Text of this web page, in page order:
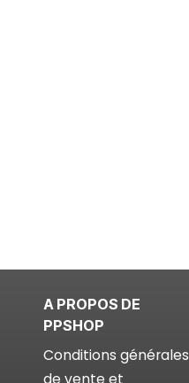
A PROPOS DE
PPSHOP
Conditions générales